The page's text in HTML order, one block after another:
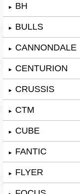
► BH
► BULLS
► CANNONDALE
► CENTURION
► CRUSSIS
► CTM
► CUBE
► FANTIC
► FLYER